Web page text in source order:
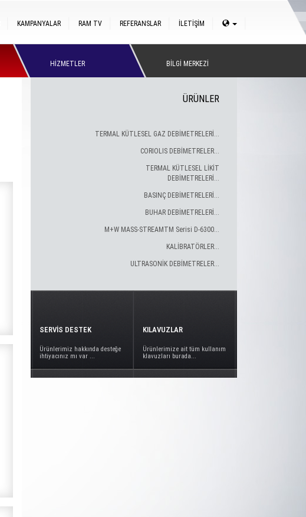
İLETİŞİM
REFERANSLAR
RAM TV
KAMPANYALAR
HİZMETLER BİLGİ MERKEZİ
ÜRÜNLER
TERMAL KÜTLESEL GAZ DEBİMETRELERİ...
CORIOLIS DEBİMETRELER...
TERMAL KÜTLESEL LİKİT
DEBİMETRELERİ...
BASINÇ DEBİMETRELERİ...
BUHAR DEBİMETRELERİ...
M+W MASS-STREAMTM Serisi D-6300...
KALİBRATÖRLER...
ULTRASONİK DEBİMETRELER...
SERVİS DESTEK
Ürünlerimiz hakkında desteğe
ihtiyacınız mı var ...
KILAVUZLAR
Ürünlerimize ait tüm kullanım
klavuzları burada...